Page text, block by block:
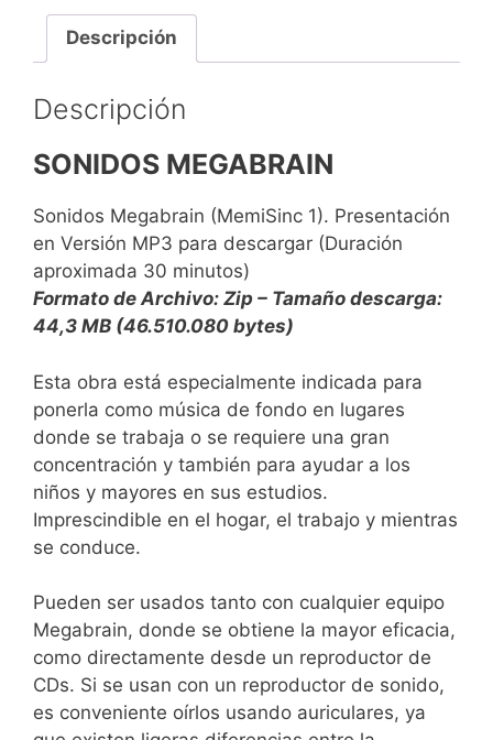
c
e
b
o
o
k
itt
er
at
s
A
p
p
l
p
Descripción
Descripción
SONIDOS MEGABRAIN
Sonidos Megabrain (MemiSinc 1). Presentación
en Versión MP3 para descargar (Duración
aproximada 30 minutos)
Formato de Archivo: Zip – Tamaño descarga:
44,3 MB (46.510.080 bytes)
Esta obra está especialmente indicada para
ponerla como música de fondo en lugares
donde se trabaja o se requiere una gran
concentración y también para ayudar a los
niños y mayores en sus estudios.
Imprescindible en el hogar, el trabajo y mientras
se conduce.
Pueden ser usados tanto con cualquier equipo
Megabrain, donde se obtiene la mayor eficacia,
como directamente desde un reproductor de
CDs. Si se usan con un reproductor de sonido,
es conveniente oírlos usando auriculares, ya